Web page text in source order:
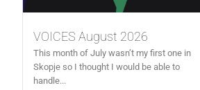
VOICES August 2026
This month of July wasn’t my first one in
Skopje so I thought I would be able to
handle...